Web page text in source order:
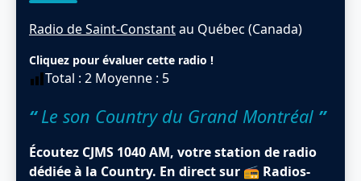
Radio de Saint-Constantau Québec (Canada)
Cliquez pour évaluer cette radio !
Total : 2 Moyenne : 5
“Le son Country du Grand Montréal ”
Écoutez CJMS 1040 AM, votre station de radio
dédiée à la Country. En direct sur 📻 Radios-